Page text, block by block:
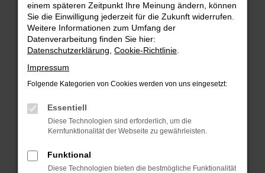
Hier sind ein paar Tipps, die dir helfen können:
Überprüfe deine Firewall und deine
Internetverbindung.
Suchmaschine?
Manche Erweiterungen, wie Werbeblocker,
können das Laden bestimmter Seiten
verhindern. Funktioniert die Seite in einem
Fenster?
einem späteren Zeitpunkt Ihre Meinung ändern, können
Sie die Einwilligung jederzeit für die Zukunft widerrufen.
Weitere Informationen zum Umfang der
Datenverarbeitung finden Sie hier:
Datenschutzerklärung Cookie-Richtlinie
Impressum
Folgende Kategorien von Cookies werden von uns eingesetzt:
Essentiell
Diese Technologien sind erforderlich, um die
Kernfunktionalität der Webseite zu gewährleisten.
Funktional
Diese Technologien bieten die bestmögliche Funktionalität